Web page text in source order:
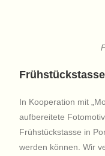
In Kooperation mit
aufbereitete
Frühstückstasse in
werden können. Wir